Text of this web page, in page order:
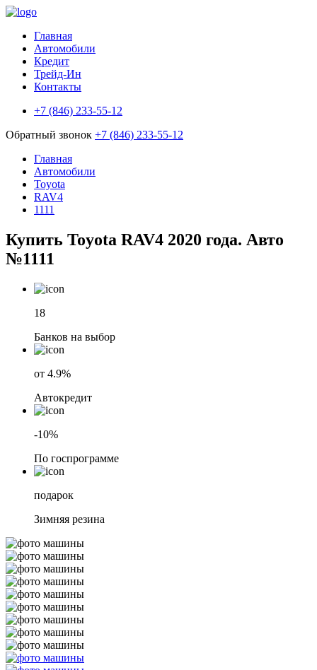
Главная
Автомобили
Кредит
Трейд-Ин
Контакты
+7 (846) 233-55-12
Обратный звонок +7 (846) 233-55-12
Главная
Автомобили
Toyota
RAV4
1111
Купить Toyota RAV4 2020 года. Авто
№1111
18
Банков на выбор
от 4.9%
Автокредит
-10%
По госпрограмме
подарок
Зимняя резина